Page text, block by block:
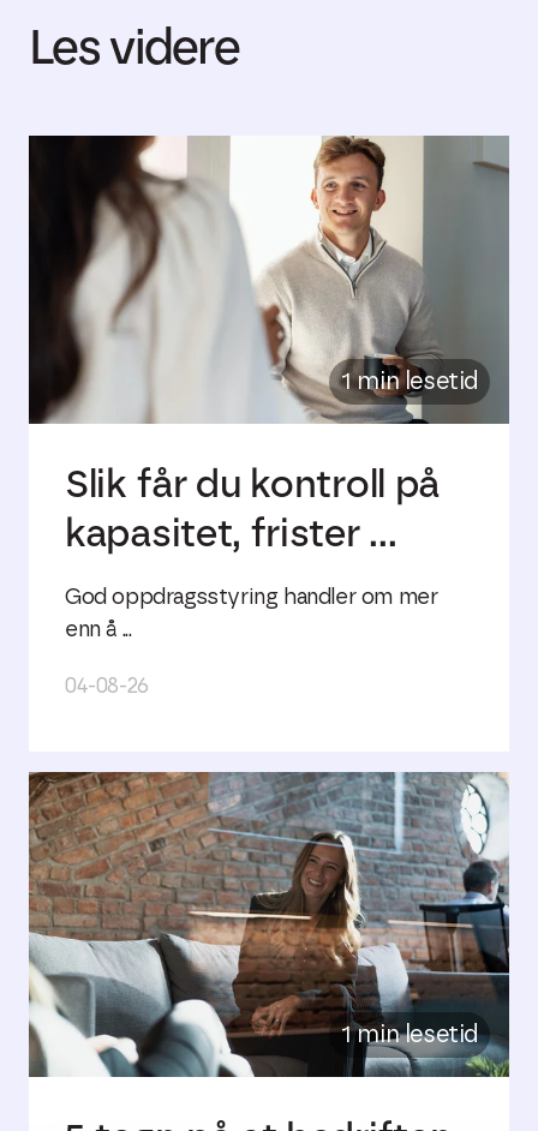
Les videre
1 min lesetid
Slik får du kontroll på
kapasitet, frister ...
God oppdragsstyring handler om mer
enn å ...
04-08-26
1 min lesetid